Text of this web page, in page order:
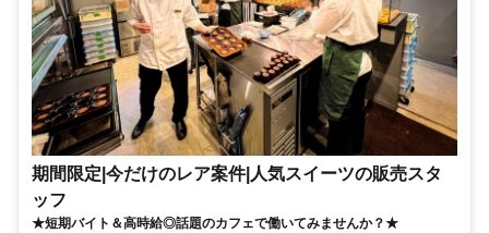
期間限定|今だけのレア案件|人気スイーツの販売スタ
ッフ
★短期バイト＆高時給◎話題のカフェで働いてみませんか？★